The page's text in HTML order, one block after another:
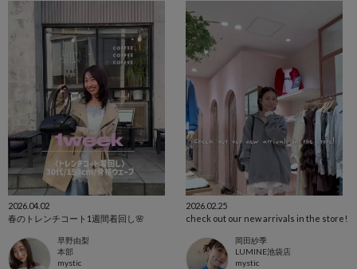
2026.04.02
春のトレンチコート1週間着回し🌸
早野由梨
本部
mystic
2026.02.25
check out our new arrivals in the store!
岡田紗季
LUMINE池袋店
mystic